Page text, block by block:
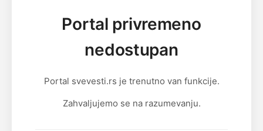
Portal privremeno
nedostupan
Portal svevesti.rs je trenutno van funkcije.
Zahvaljujemo se na razumevanju.